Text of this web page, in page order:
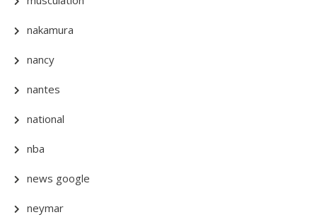
nakamura
nancy
nantes
national
nba
news google
neymar